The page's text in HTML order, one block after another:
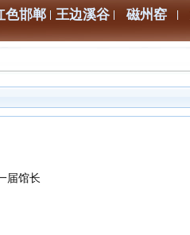
色邯郸 王边溪谷 磁州窑
届馆长